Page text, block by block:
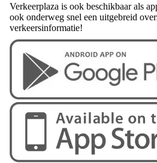
Verkeerplaza is ook beschikbaar als
ook onderweg snel een uitgebreid
verkeersinformatie!